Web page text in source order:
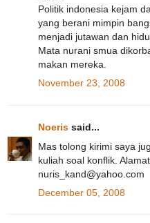
Politik indonesia kejam
yang berani mimpin
menjadi jutawan dan
Mata nurani smua
makan mereka.
November 23, 2008
Noeris said...
Mas tolong kirimi saya
kuliah soal konflik.
nuris_kand@yahoo.com
December 05, 2008